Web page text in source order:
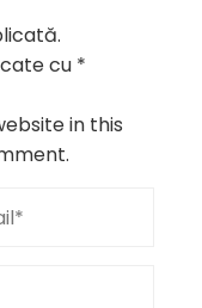
cu *
in this